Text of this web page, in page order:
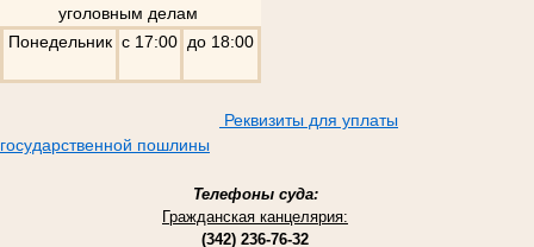
уголовным делам
Понедельник с 17:00 до 18:00
Реквизиты для уплаты
государственной пошлины
Телефоны суда:
Гражданская канцелярия:
(342) 236-76-32